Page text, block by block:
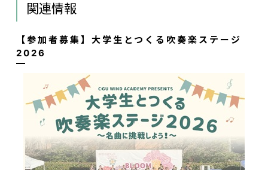
関連情報
【参加者募集】大学生とつくる吹奏楽ステージ
2026